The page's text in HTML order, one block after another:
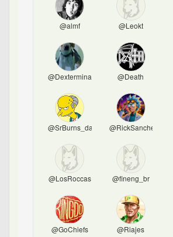
@almf @Leokt
@Dexterminador @Death
@SrBurns_da_grota@RickSanchez
@LosRoccas @fineng_br
@GoChiefs @Riajes